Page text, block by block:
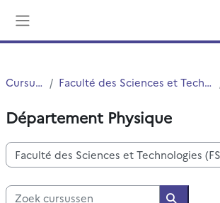
Cursussen Faculté des Sciences et Technologies (FST)
Département Physique
Cursuscategorieën
Zoek cursussen